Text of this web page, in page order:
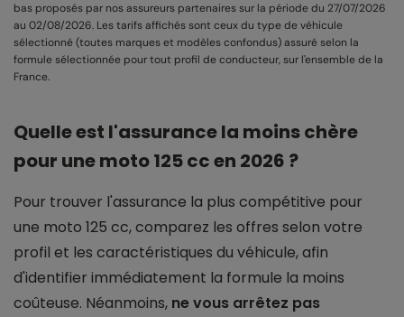
bas proposés par nos assureurs partenaires sur la période du 27/07/2026
au 02/08/2026. Les tarifs affichés sont ceux du type de véhicule
sélectionné (toutes marques et modèles confondus) assuré selon la
formule sélectionnée pour tout profil de conducteur, sur l'ensemble de la
France.
Quelle est l'assurance la moins chère
pour une moto 125 cc en 2026 ?
Pour trouver l'assurance la plus compétitive pour
une moto 125 cc, comparez les offres selon votre
profil et les caractéristiques du véhicule, afin
d'identifier immédiatement la formule la moins
coûteuse. Néanmoins, ne vous arrêtez pas